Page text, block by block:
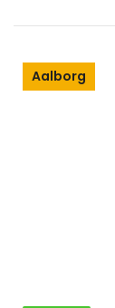
Aalborg